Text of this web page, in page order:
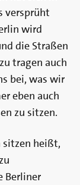
versprüht
wird
die Straßen
tragen auch
bei, was wir
eben auch
zu sitzen.
sitzen heißt,
Berliner